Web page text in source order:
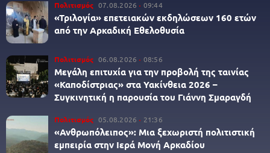
Πολιτισμός 07.08.2026 09:44
«Τριλογία» επετειακών εκδηλώσεων 160 ετών
από την Αρκαδική Εθελοθυσία
Πολιτισμός 06.08.2026 08:56
Μεγάλη επιτυχία για την προβολή της ταινίας
«Καποδίστριας» στα Υακίνθεια 2026 –
Συγκινητική η παρουσία του Γιάννη Σμαραγδή
Πολιτισμός 05.08.2026 21:36
«Ανθρωπόλειπος»: Μια ξεχωριστή πολιτιστική
εμπειρία στην Ιερά Μονή Αρκαδίου